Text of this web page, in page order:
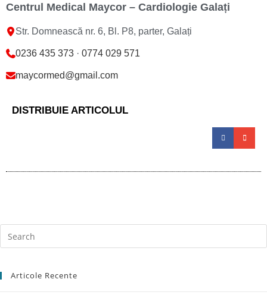
Centrul Medical Maycor – Cardiologie Galați
Str. Domnească nr. 6, Bl. P8, parter, Galați
0236 435 373 · 0774 029 571
maycormed@gmail.com
DISTRIBUIE ARTICOLUL
Articole Recente